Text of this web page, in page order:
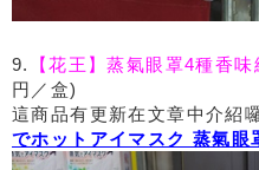
9. 【花王】蒸氣眼罩4種香
円／盒)
這商品有更新在文章中介紹
でホットアイマスク 蒸氣